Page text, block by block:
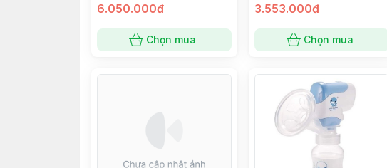
6.050.000đ
Chọn mua
3.553.000đ
Chọn mua